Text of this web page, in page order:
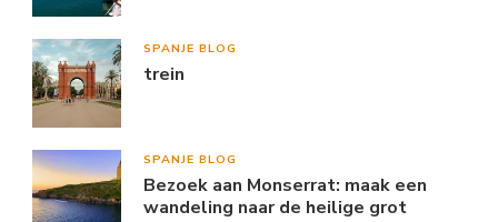
SPANJE BLOG
trein
SPANJE BLOG
Bezoek aan Monserrat: maak een
wandeling naar de heilige grot